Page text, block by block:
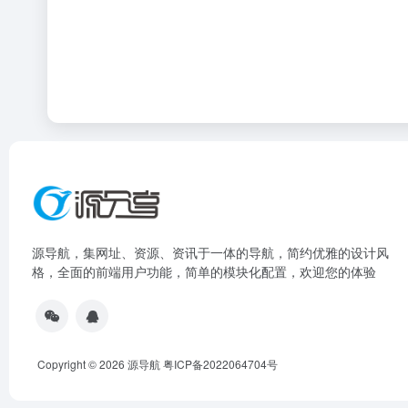
源导航，集网址、资源、资讯于一体的导航，简约优雅的设计风
格，全面的前端用户功能，简单的模块化配置，欢迎您的体验
Copyright © 2026 源导航粤ICP备2022064704号